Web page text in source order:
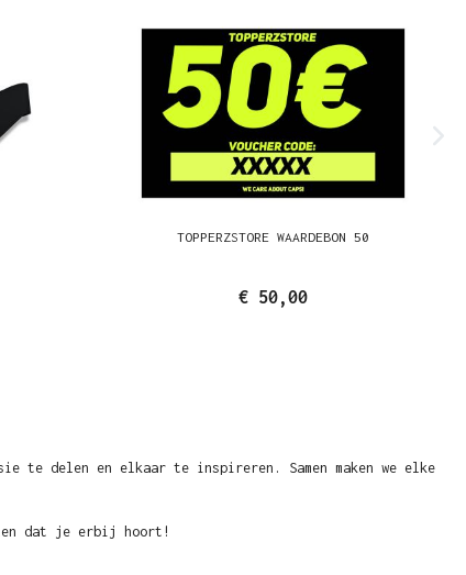
TOPPERZSTORE WAARDEBON 50
€ 50,00
te delen en elkaar te inspireren. Samen maken we elke
dat je erbij hoort!